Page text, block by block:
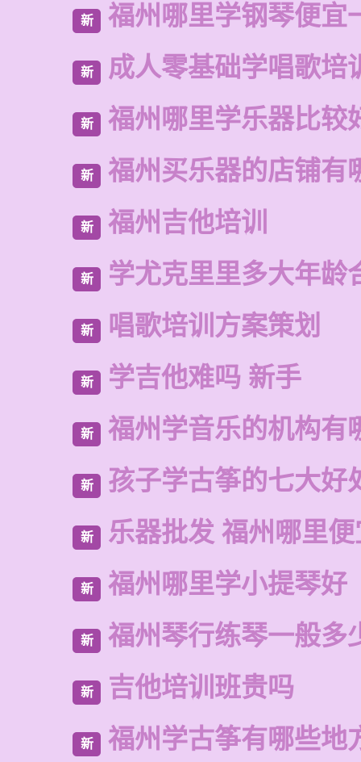
新 福州哪里学钢琴便宜
新 成人零基础学唱歌培
新 福州哪里学乐器比较
新 福州买乐器的店铺有
新 福州吉他培训
新 学尤克里里多大年龄
新 唱歌培训方案策划
新 学吉他难吗 新手
新 福州学音乐的机构有
新 孩子学古筝的七大好
新 乐器批发 福州哪里
新 福州哪里学小提琴好
新 福州琴行练琴一般多
新 吉他培训班贵吗
新 福州学古筝有哪些地